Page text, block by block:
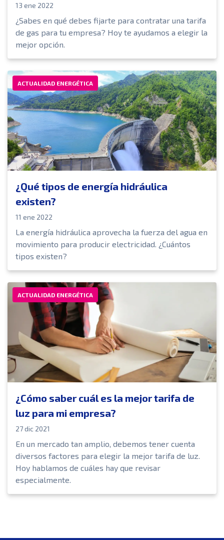
13 ene 2022
¿Sabes en qué debes fijarte para contratar una tarifa
de gas para tu empresa? Hoy te ayudamos a elegir la
mejor opción.
ACTUALIDAD ENERGÉTICA
¿Qué tipos de energía hidráulica
existen?
11 ene 2022
La energía hidráulica aprovecha la fuerza del agua en
movimiento para producir electricidad. ¿Cuántos
tipos existen?
ACTUALIDAD ENERGÉTICA
¿Cómo saber cuál es la mejor tarifa de
luz para mi empresa?
27 dic 2021
En un mercado tan amplio, debemos tener cuenta
diversos factores para elegir la mejor tarifa de luz.
Hoy hablamos de cuáles hay que revisar
especialmente.